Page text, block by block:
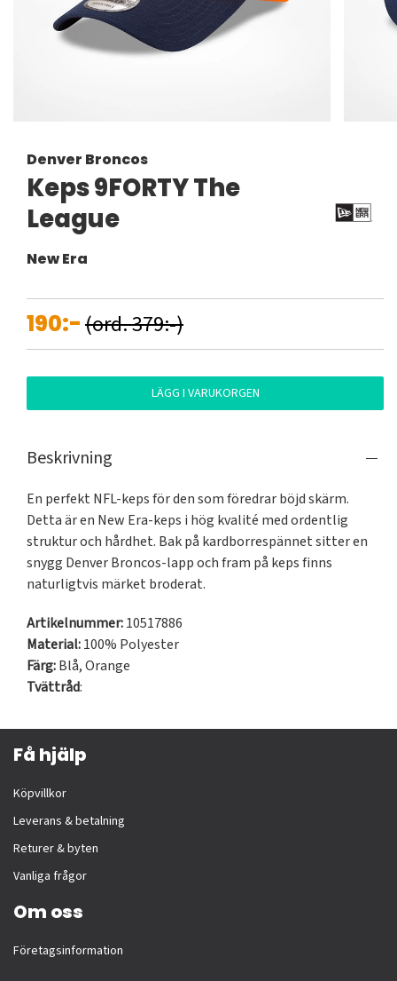
Denver Broncos
Keps 9FORTY The
League
New Era
190:-(ord. 379:-)
LÄGG I VARUKORGEN
Beskrivning
En perfekt NFL-keps för den som föredrar böjd skärm.
Detta är en New Era-keps i hög kvalité med ordentlig
struktur och hårdhet. Bak på kardborrespännet sitter en
snygg Denver Broncos-lapp och fram på keps finns
naturligtvis märket broderat.
Artikelnummer:10517886
Material:100% Polyester
Färg:Blå,Orange
Tvättråd:
Få hjälp
Köpvillkor
Leverans & betalning
Returer & byten
Vanliga frågor
Om oss
Företagsinformation